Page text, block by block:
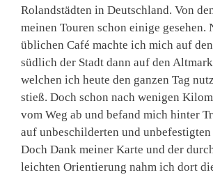
Rolandstädten in Deutschland. Von
meinen Touren schon einige gesehen.
üblichen Café machte ich mich auf
südlich der Stadt dann auf den
welchen ich heute den ganzen Tag
stieß. Doch schon nach wenigen
vom Weg ab und befand mich hinter
auf unbeschilderten und unbefestigten
Doch Dank meiner Karte und der
leichten Orientierung nahm ich dort